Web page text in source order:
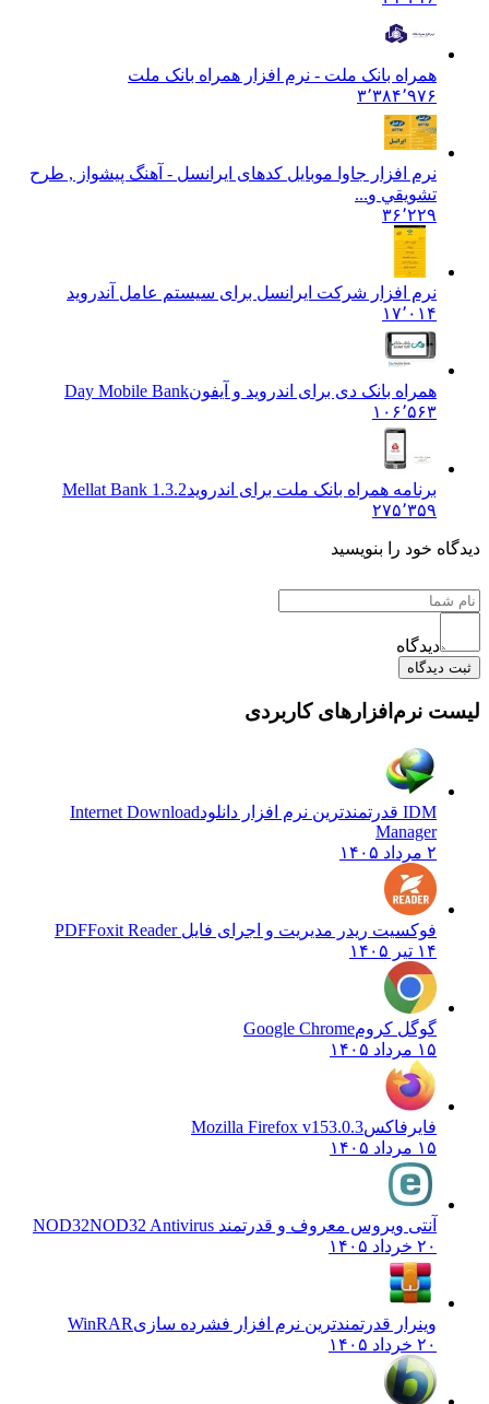
همراه بانک ملت - نرم افزار همراه بانک ملت
۳٬۳۸۴٬۹۷۶
نرم افزار جاوا موبایل کدهای ایرانسل - آهنگ پيشواز , طرح
تشويقي و...
۳۶٬۲۲۹
نرم افزار شرکت ایرانسل برای سیستم عامل آندروید
۱۷٬۰۱۴
همراه بانک دی برای اندروید و آیفونDay Mobile Bank
۱۰۶٬۵۶۳
برنامه همراه بانک ملت برای اندروید 1.3.2 Mellat Bank
۲۷۵٬۳۵۹
خود را بنویسید
نرم‌افزارهای کاربردی
Internet Download
Manager
فوکسیت ریدر مدیریت و اجرای فایل PDFFoxit Reader
گوگل کروم Google Chrome
فایرفاکس Mozilla Firefox v153.0.3
آنتی ویروس معروف و قدرتمند NOD32NOD32 Antivirus
وینرار قدرتمندترین نرم افزار فشرده سازیWinRAR